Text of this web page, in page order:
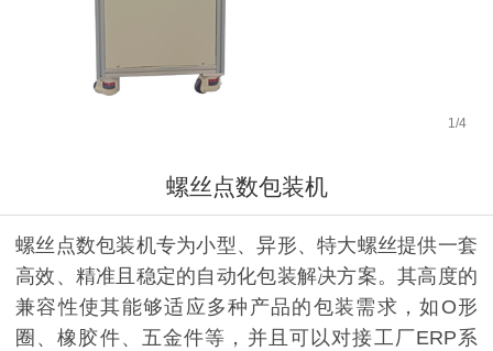
1 /4
螺丝点数包装机
螺丝点数包装机专为小型、异形、特大螺丝提供一套
高效、精准且稳定的自动化包装解决方案。其高度的
兼容性使其能够适应多种产品的包装需求，如O形
圈、橡胶件、五金件等，并且可以对接工厂ERP系